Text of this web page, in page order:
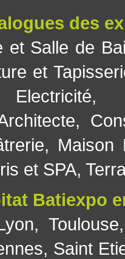
des
et Salle de
et
Electricité
,
, Maison
et SPA,
Batiexpo
, Toulouse
, Saint